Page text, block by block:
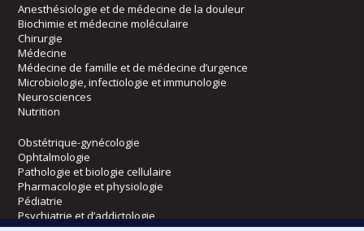
Anesthésiologie et de médecine de la douleur
Biochimie et médecine moléculaire
Chirurgie
Médecine
Médecine de famille et de médecine d’urgence
Microbiologie, infectiologie et immunologie
Neurosciences
Nutrition
Obstétrique-gynécologie
Ophtalmologie
Pathologie et biologie cellulaire
Pharmacologie et physiologie
Pédiatrie
Psychiatrie et d’addictologie